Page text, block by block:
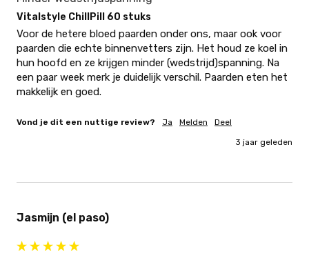
Vitalstyle ChillPill 60 stuks
Voor de hetere bloed paarden onder ons, maar ook voor
paarden die echte binnenvetters zijn. Het houd ze koel in
hun hoofd en ze krijgen minder (wedstrijd)spanning. Na
een paar week merk je duidelijk verschil. Paarden eten het
makkelijk en goed.
Vond je dit een nuttige review? Ja Melden Deel
3 jaar geleden
Jasmijn (el paso)